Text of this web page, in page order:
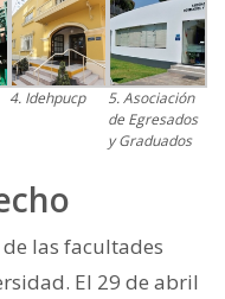
4. Idehpucp
5. Asociación
de Egresados
y Graduados
las facultades
El 29 de abril